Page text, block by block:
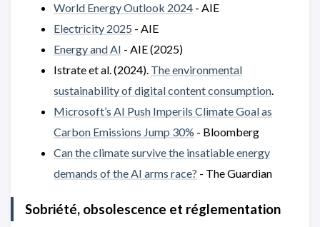
World Energy Outlook 2024 - AIE
Electricity 2025 - AIE
Energy and AI - AIE (2025)
Istrate et al. (2024). The environmental
sustainability of digital content consumption.
Microsoft’s AI Push Imperils Climate Goal as
Carbon Emissions Jump 30% - Bloomberg
Can the climate survive the insatiable energy
demands of the AI arms race? - The Guardian
Sobriété, obsolescence et réglementation